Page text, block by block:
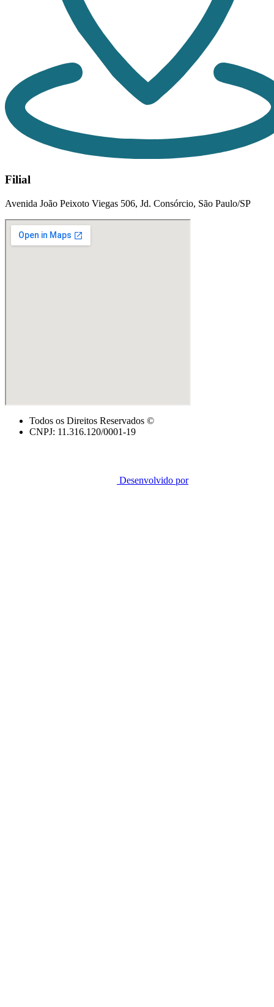
Filial
Avenida João Peixoto Viegas 506, Jd. Consórcio, São Paulo/SP
Todos os Direitos Reservados ©
CNPJ: 11.316.120/0001-19
Desenvolvido por